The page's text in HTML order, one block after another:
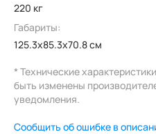
220 кг
Габариты:
125.3x85.3x70.8 см
* Технические
быть изменены
уведомления.
Сообщить об ошибке в